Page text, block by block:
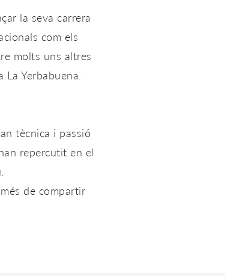
la seva carrera
com els
molts uns altres
Yerbabuena.
tècnica i passió
repercutit en el
de compartir